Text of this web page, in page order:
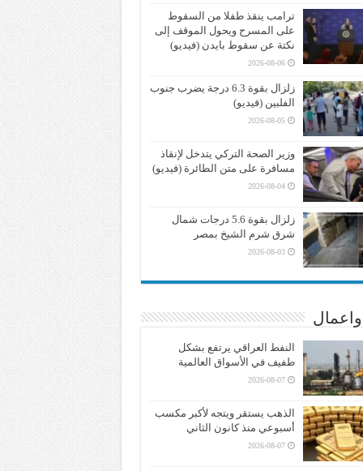
ترامب ينقذ طفلا من السقوط
على المسرح ويحول الموقف إلى
نكتة عن سقوط بايدن (فيديو)
2026-08-06
زلزال بقوة 6.3 درجة يضرب جنوب
الفلبين (فيديو)
2026-08-05
وزير الصحة التركي يتدخل لإنقاذ
مسافرة على متن الطائرة (فيديو)
2026-08-04
زلزال بقوة 5.6 درجات شمال
شرق شرم الشيخ بمصر
2026-08-03
النفط العراقي يرتفع بشكل
طفيف في الأسواق العالمية
2026-08-07
الذهب يستقر ويتجه لأكبر مكسب
أسبوعي منذ كانون الثاني
2026-08-07